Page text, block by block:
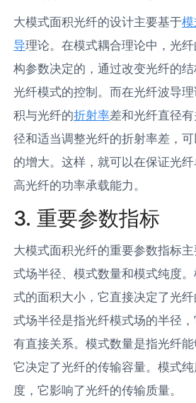
大模式面积光纤的设计主要基于
导理论。在模式耦合理论中，光
构参数决定的，通过改变光纤的
光纤模式的控制。而在光纤波导
积与光纤的折射率差和光纤直径
径和适当调整光纤的折射率差，
的增大。这样，就可以在保证光
高光纤的功率承载能力。
3. 重要参数指标
大模式面积光纤的重要参数指标
式场半径、模式数量和模式纯度
式的面积大小，它直接决定了光
式场半径是指光纤模式场的半径
有直接关系。模式数量是指光纤能
它决定了光纤的传输容量。模式
度，它影响了光纤的传输质量。